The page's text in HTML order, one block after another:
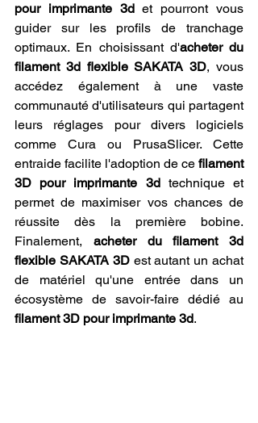
pour imprimante 3d et pourront vous
guider sur les profils de tranchage
optimaux. En choisissant d'acheter du
filament 3d flexible SAKATA 3D, vous
accédez également à une vaste
communauté d'utilisateurs qui partagent
leurs réglages pour divers logiciels
comme Cura ou PrusaSlicer. Cette
entraide facilite l'adoption de ce filament
3D pour imprimante 3d technique et
permet de maximiser vos chances de
réussite dès la première bobine.
Finalement, acheter du filament 3d
flexible SAKATA 3D est autant un achat
de matériel qu'une entrée dans un
filament 3D pour imprimante 3d.